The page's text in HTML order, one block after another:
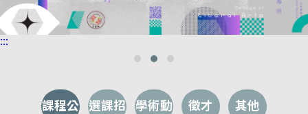
:::
課程公 選課招 學術動
徵才 其他